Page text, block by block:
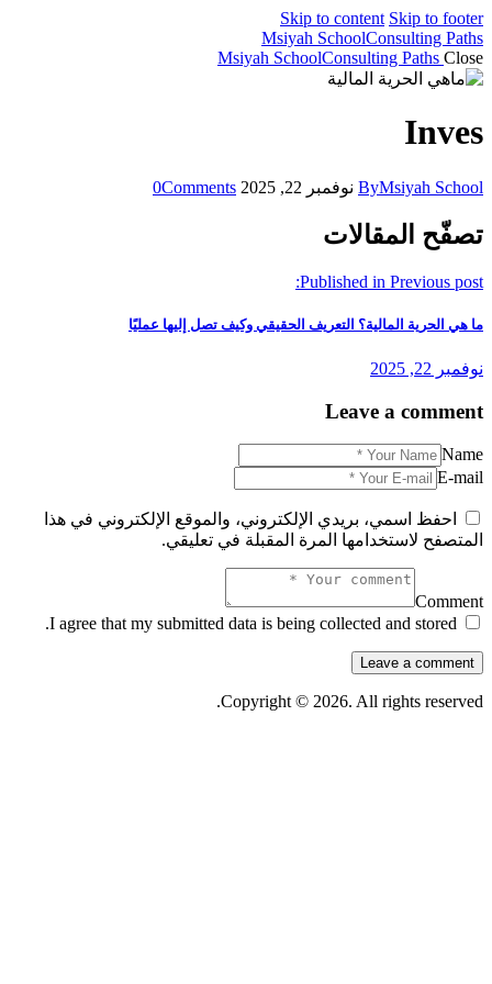
Skip to content Skip to footer
Msiyah SchoolConsulting Paths
Msiyah SchoolConsulting Paths Close
Inves
ByMsiyah School نوفمبر 22, 2025 0Comments
تصفّح المقالات
Published in Previous post:
ما هي الحرية المالية؟ التعريف الحقيقي وكيف تصل إليها عمليًا
نوفمبر 22, 2025
Leave a comment
Name
E-mail
احفظ اسمي، بريدي الإلكتروني، والموقع الإلكتروني في هذا
المتصفح لاستخدامها المرة المقبلة في تعليقي.
Comment
I agree that my submitted data is being collected and stored.
Copyright © 2026. All rights reserved.